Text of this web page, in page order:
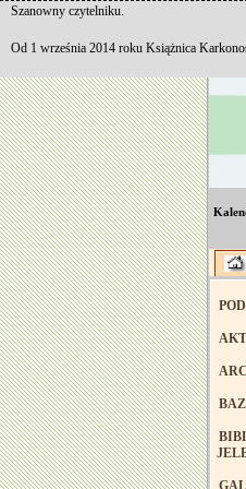
Szanowny czytelniku.
Od 1 września 2014 roku Książnica